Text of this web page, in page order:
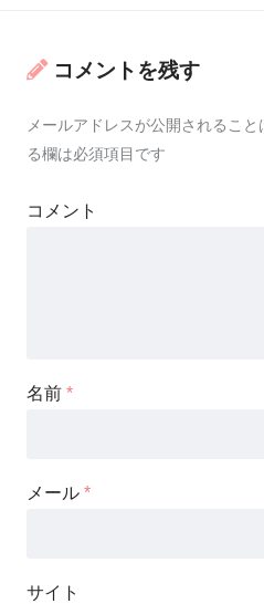
コメントを残す
メールアドレスが公開されること
る欄は必須項目です
コメント
名前 *
メール *
サイト